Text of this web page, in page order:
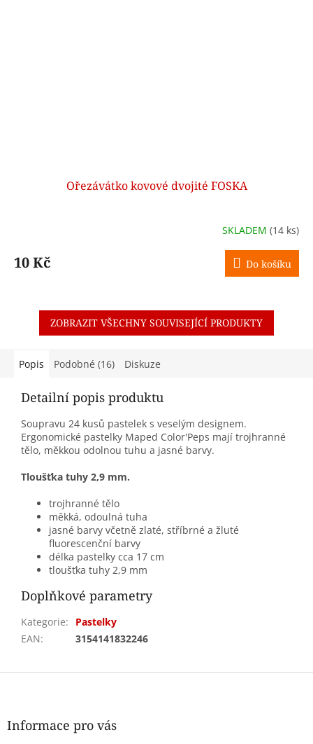
Ořezávátko kovové dvojité FOSKA
SKLADEM (14 ks)
10 Kč Do košíku
ZOBRAZIT VŠECHNY SOUVISEJÍCÍ PRODUKTY
Popis Podobné (16) Diskuze
Detailní popis produktu
Soupravu 24 kusů pastelek s veselým designem.
Ergonomické pastelky Maped Color'Peps mají trojhranné
tělo, měkkou odolnou tuhu a jasné barvy.
Tloušťka tuhy 2,9 mm.
trojhranné tělo
měkká, odoulná tuha
jasné barvy včetně zlaté, stříbrné a žluté
fluorescenční barvy
délka pastelky cca 17 cm
tloušťka tuhy 2,9 mm
Doplňkové parametry
Kategorie:
Pastelky
EAN: 3154141832246
Z
Informace pro vás